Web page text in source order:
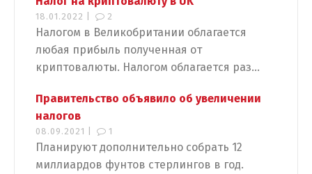
18.01.2022 | 2
Налогом в Великобритании облагается
любая прибыль полученная от
криптовалюты. Налогом облагается раз...
Правительство объявило об увеличении
налогов
08.09.2021 | 1
Планируют дополнительно собрать 12
миллиардов фунтов стерлингов в год.
Switch The Language